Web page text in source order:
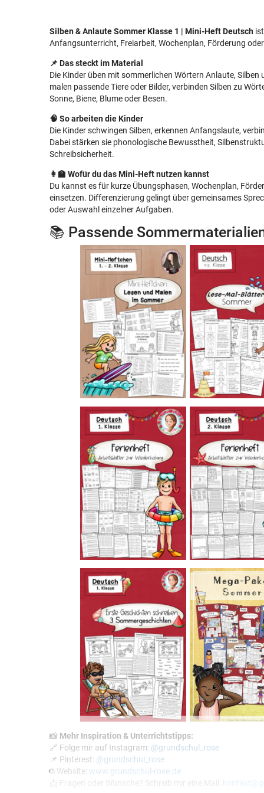
Silben & Anlaute Sommer Klasse 1 | Mini-Heft Deutsch
Anfangsunterricht, Freiarbeit, Wochenplan, Förderung
📌 Das steckt im Material
Die Kinder üben mit sommerlichen Wörtern Anlaute,
malen passende Tiere oder Bilder, verbinden Silben zu
Sonne, Biene, Blume oder Besen.
🧠 So arbeiten die Kinder
Die Kinder schwingen Silben, erkennen Anfangslaute,
Dabei stärken sie phonologische Bewusstheit,
Schreibsicherheit.
👩‍🏫 Wofür du das Mini-Heft nutzen kannst
Du kannst es für kurze Übungsphasen, Wochenplan,
einsetzen. Differenzierung gelingt über gemeinsames
oder Auswahl einzelner Aufgaben.
📚 Passende
📸 Mehr Inspiration & Unterrichtstipps:
🔗 Folge mir auf Instagram: @grundschul_rose
📌 Pinterest: @grundschul_rose
🌐 Website: www.grundschul-rose.de
📩 Fragen oder Wünsche? Schreib mir eine Mail: